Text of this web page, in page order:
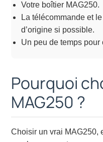
Votre boîtier MAG250.
La télécommande et
d’origine si possible.
Un peu de temps
Pourquoi
MAG250 ?
Choisir un vrai MAG250,